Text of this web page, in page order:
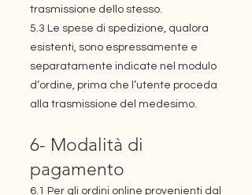
trasmissione dello stesso.
5.3 Le spese di spedizione, qualora
esistenti, sono espressamente e
separatamente indicate nel modulo
d’ordine, prima che l’utente proceda
alla trasmissione del medesimo.
6- Modalità di
pagamento
6.1 Per gli ordini online provenienti dal